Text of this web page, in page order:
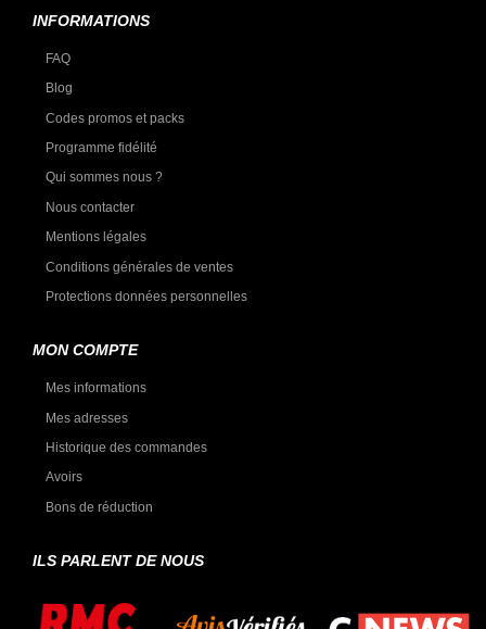
INFORMATIONS
FAQ
Blog
Codes promos et packs
Programme fidélité
Qui sommes nous ?
Nous contacter
Mentions légales
Conditions générales de ventes
Protections données personnelles
MON COMPTE
Mes informations
Mes adresses
Historique des commandes
Avoirs
Bons de réduction
ILS PARLENT DE NOUS